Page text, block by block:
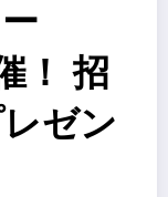
！ 招
ゼン